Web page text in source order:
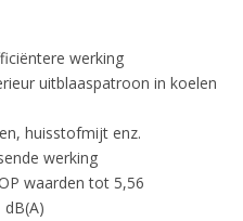
werking
uitblaaspatroon in koelen
huisstofmijt enz.
werking
waarden tot 5,56